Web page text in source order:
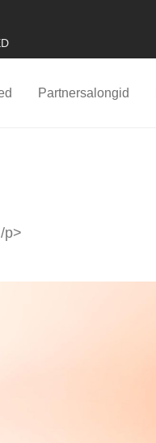
Partnersalongid
p>